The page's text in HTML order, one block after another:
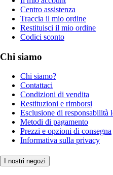
Centro assistenza
Traccia il mio ordine
Restituisci il mio ordine
Codici sconto
Chi siamo
Chi siamo?
Contattaci
Condizioni di vendita
Restituzioni e rimborsi
Esclusione di responsabilità
Metodi di pagamento
Prezzi e opzioni di consegna
Informativa sulla privacy
I nostri negozi